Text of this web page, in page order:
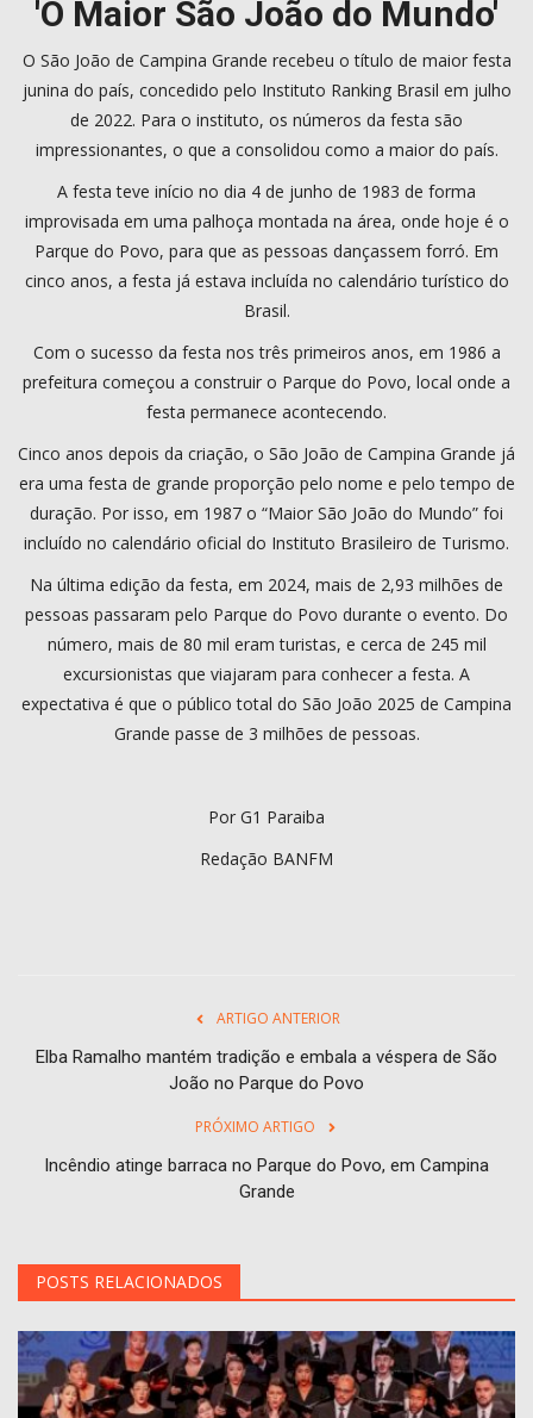
'O Maior São João do Mundo'
O São João de Campina Grande recebeu o título de maior festa
junina do país, concedido pelo Instituto Ranking Brasil em julho
de 2022. Para o instituto, os números da festa são
impressionantes, o que a consolidou como a maior do país.
A festa teve início no dia 4 de junho de 1983 de forma
improvisada em uma palhoça montada na área, onde hoje é o
Parque do Povo, para que as pessoas dançassem forró. Em
cinco anos, a festa já estava incluída no calendário turístico do
Brasil.
Com o sucesso da festa nos três primeiros anos, em 1986 a
prefeitura começou a construir o Parque do Povo, local onde a
festa permanece acontecendo.
Cinco anos depois da criação, o São João de Campina Grande já
era uma festa de grande proporção pelo nome e pelo tempo de
duração. Por isso, em 1987 o “Maior São João do Mundo” foi
incluído no calendário oficial do Instituto Brasileiro de Turismo.
Na última edição da festa, em 2024, mais de 2,93 milhões de
pessoas passaram pelo Parque do Povo durante o evento. Do
número, mais de 80 mil eram turistas, e cerca de 245 mil
excursionistas que viajaram para conhecer a festa. A
expectativa é que o público total do São João 2025 de Campina
Grande passe de 3 milhões de pessoas.
Por G1 Paraiba
Redação BANFM
ARTIGO ANTERIOR
Elba Ramalho mantém tradição e embala a véspera de São
João no Parque do Povo
PRÓXIMO ARTIGO
Incêndio atinge barraca no Parque do Povo, em Campina
Grande
POSTS RELACIONADOS